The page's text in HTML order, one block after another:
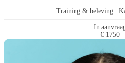
Training & beleving |
In
€ 1750